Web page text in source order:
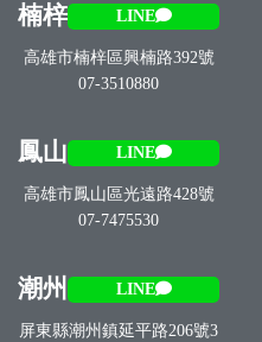
楠梓 LINE
高雄市楠梓區興楠路392號
07-3510880
鳳山 LINE
高雄市鳳山區光遠路428號
07-7475530
潮州 LINE
屏東縣潮州鎮延平路206號3